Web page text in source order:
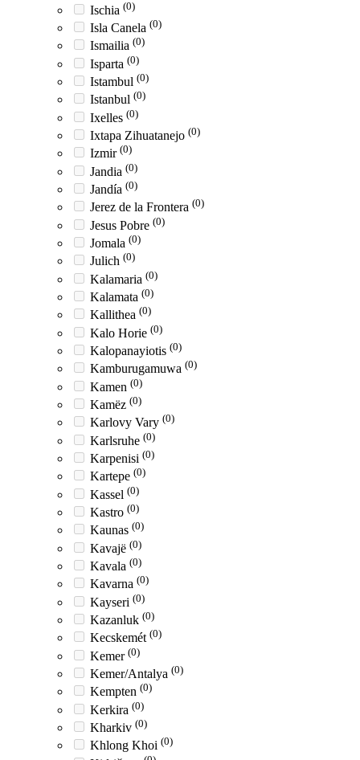
Ischia (0)
Isla Canela (0)
Ismailia (0)
Isparta (0)
Istambul (0)
Istanbul (0)
Ixelles (0)
Ixtapa Zihuatanejo (0)
Izmir (0)
Jandia (0)
Jandía (0)
Jerez de la Frontera (0)
Jesus Pobre (0)
Jomala (0)
Julich (0)
Kalamaria (0)
Kalamata (0)
Kallithea (0)
Kalo Horie (0)
Kalopanayiotis (0)
Kamburugamuwa (0)
Kamen (0)
Kamëz (0)
Karlovy Vary (0)
Karlsruhe (0)
Karpenisi (0)
Kartepe (0)
Kassel (0)
Kastro (0)
Kaunas (0)
Kavajë (0)
Kavala (0)
Kavarna (0)
Kayseri (0)
Kazanluk (0)
Kecskemét (0)
Kemer (0)
Kemer/Antalya (0)
Kempten (0)
Kerkira (0)
Kharkiv (0)
Khlong Khoi (0)